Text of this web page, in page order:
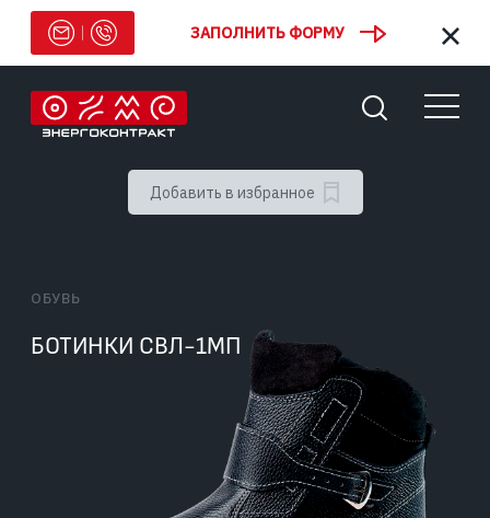
Добавить в избранное
ОБУВЬ
БОТИНКИ СВЛ-1МП
ЗАПОЛНИТЬ ФОРМУ